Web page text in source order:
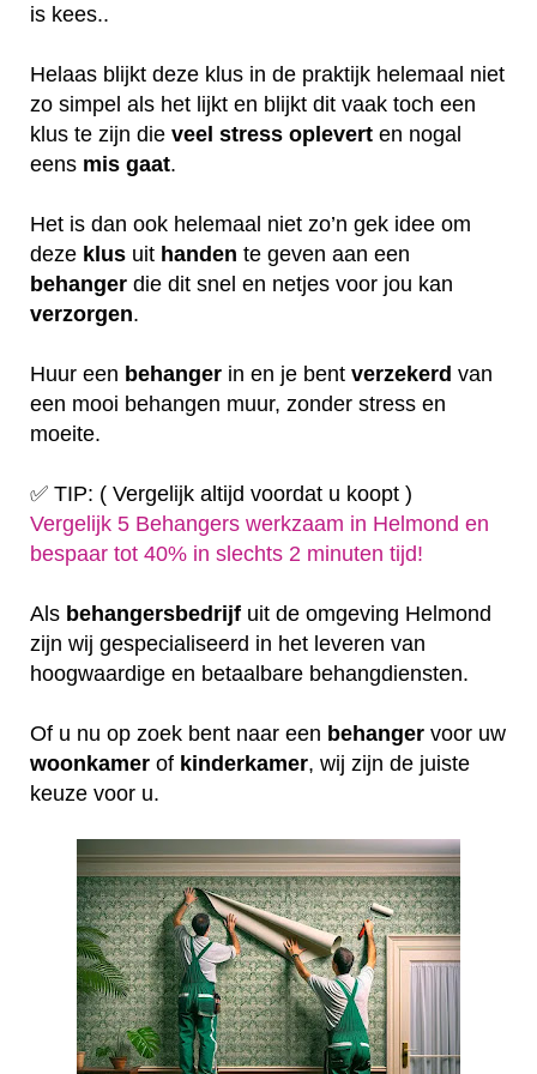
is kees..
Helaas blijkt deze klus in de praktijk helemaal niet
zo simpel als het lijkt en blijkt dit vaak toch een
klus te zijn die veel stress oplevert en nogal
eens mis gaat.
Het is dan ook helemaal niet zo’n gek idee om
deze klus uit handen te geven aan een
behanger die dit snel en netjes voor jou kan
verzorgen.
Huur een behanger in en je bent verzekerd van
een mooi behangen muur, zonder stress en
moeite.
✅ TIP: ( Vergelijk altijd voordat u koopt )
Vergelijk 5 Behangers werkzaam in Helmond en
bespaar tot 40% in slechts 2 minuten tijd!
Als behangersbedrijf uit de omgeving Helmond
zijn wij gespecialiseerd in het leveren van
hoogwaardige en betaalbare behangdiensten.
Of u nu op zoek bent naar een behanger voor uw
woonkamer of kinderkamer, wij zijn de juiste
keuze voor u.